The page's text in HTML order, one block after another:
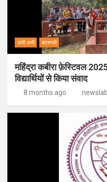
अभी अभी वाराणसी
महिंद्रा कबीरा फ़ेस्टिवल
विद्यार्थियों से किया संवाद
8 months ago newslab